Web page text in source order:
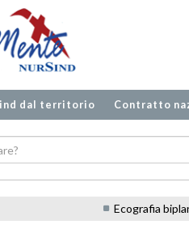
dal territorio Contratto
meno tentativi e accessi difficili: lo